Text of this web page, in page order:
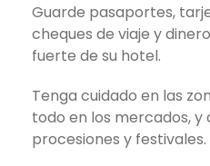
Guarde pasaportes,
cheques de viaje y
fuerte de su hotel.
Tenga cuidado en las
todo en los mercados, y
procesiones y festivales.